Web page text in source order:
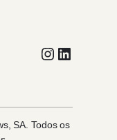
Instagram
LinkedIn
SA. Todos os